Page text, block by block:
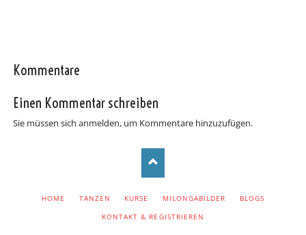
Kommentare
Einen Kommentar schreiben
Sie müssen sich anmelden, um Kommentare hinzuzufügen.
NAVIGATION
HOME TANZEN KURSE MILONGABILDER
BLOGS
KONTAKT & REGISTRIEREN